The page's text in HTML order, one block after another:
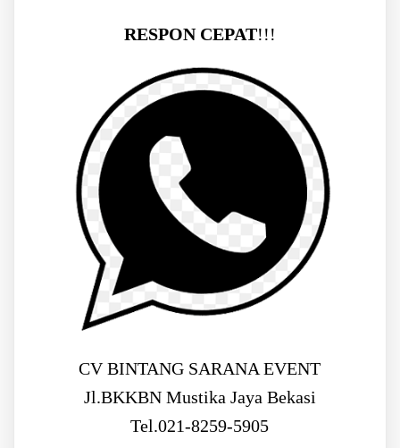
RESPON CEPAT!!!
CV BINTANG SARANA EVENT
Jl.BKKBN Mustika Jaya Bekasi
Tel.021-8259-5905